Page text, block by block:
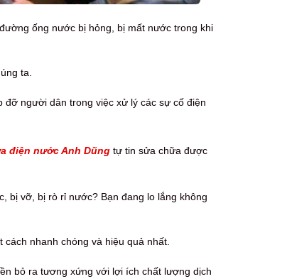
ống nước bị hỏng, bị mất nước trong khi
ta.
đỡ người dân trong việc xử lý các sự cố điện
điện nước Anh Dũng tự tin sửa chữa được
bị vỡ, bị rò rỉ nước? Bạn đang lo lắng không
nhanh chóng và hiệu quả nhất.
bỏ ra tương xứng với lợi ích chất lượng dịch